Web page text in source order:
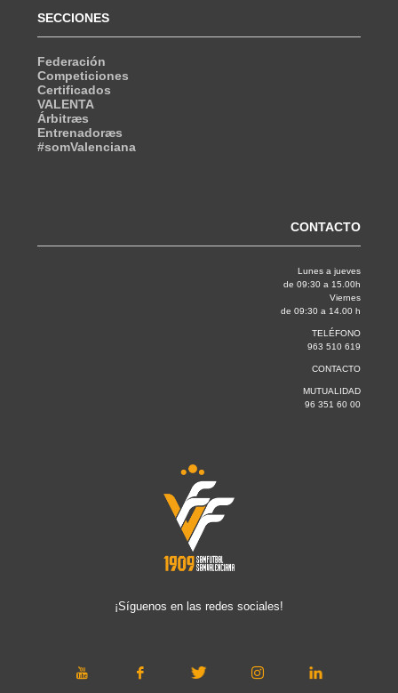
SECCIONES
Federación
Competiciones
Certificados
VALENTA
Árbitræs
Entrenadoræs
#somValenciana
CONTACTO
Lunes a jueves
de 09:30 a 15.00h
Viernes
de 09:30 a 14.00 h
TELÉFONO
963 510 619
CONTACTO
MUTUALIDAD
96 351 60 00
¡Síguenos en las redes sociales!